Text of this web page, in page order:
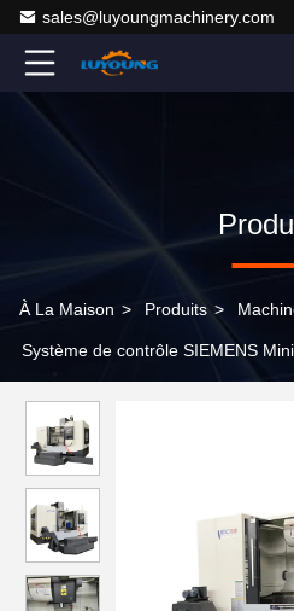
sales@luyoungmachinery.com
À La Maison > Produits >
Système de contrôle SIEMENS